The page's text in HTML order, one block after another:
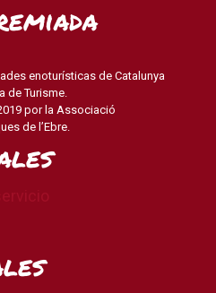
enoturísticas de Catalunya
de Turisme.
por la Associació
de l’Ebre.